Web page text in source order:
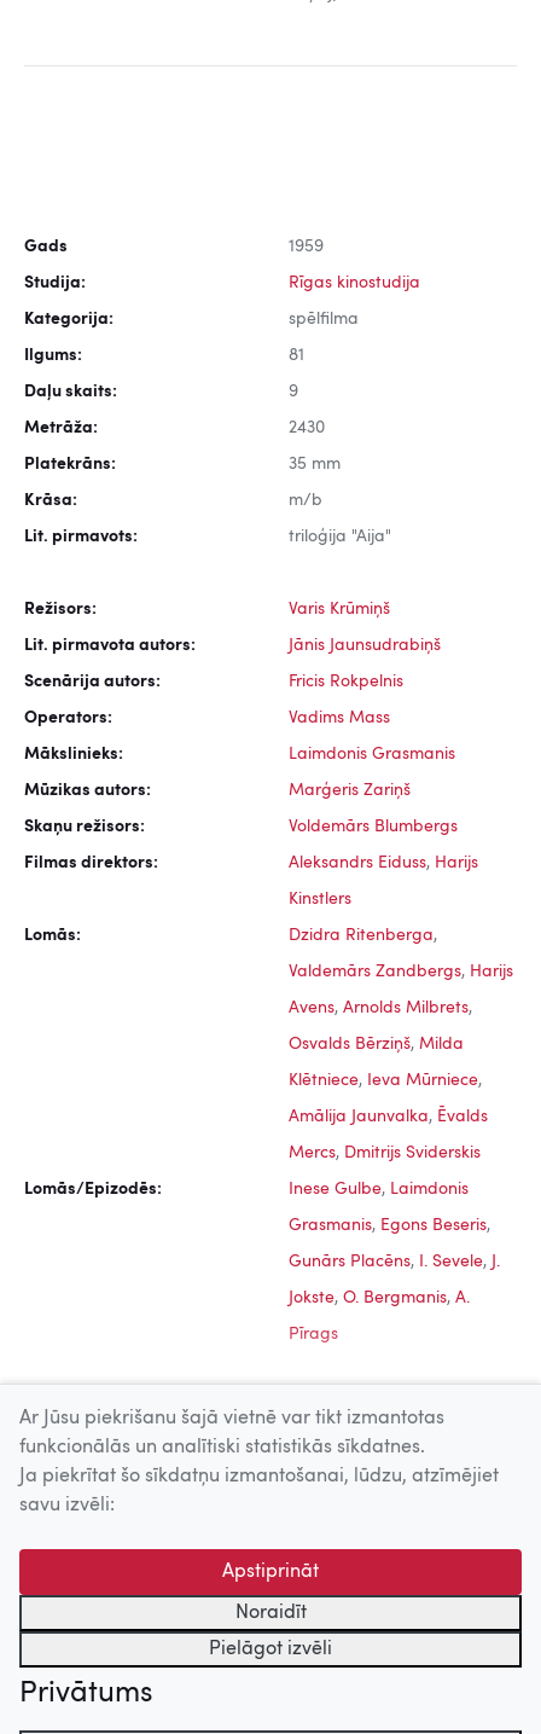
Gads 1959
Studija: Rīgas kinostudija
Kategorija: spēlfilma
Ilgums: 81
Daļu skaits: 9
Metrāža: 2430
Platekrāns: 35 mm
Krāsa: m/b
Lit. pirmavots: triloģija "Aija"
Režisors: Varis Krūmiņš
Lit. pirmavota autors: Jānis Jaunsudrabiņš
Scenārija autors: Fricis Rokpelnis
Operators: Vadims Mass
Mākslinieks: Laimdonis Grasmanis
Mūzikas autors: Marģeris Zariņš
Skaņu režisors: Voldemārs Blumbergs
Filmas direktors: Aleksandrs Eiduss, Harijs
Kinstlers
Lomās: Dzidra Ritenberga,
Valdemārs Zandbergs, Harijs
Avens, Arnolds Milbrets,
Osvalds Bērziņš, Milda
Klētniece, Ieva Mūrniece,
Amālija Jaunvalka, Ēvalds
Mercs, Dmitrijs Sviderskis
Lomās/Epizodēs: Inese Gulbe, Laimdonis
Grasmanis, Egons Beseris,
Gunārs Placēns, I. Sevele, J.
Jokste, O. Bergmanis, A.
Pīrags
Uz augšu
© 2026 Nacionālais Kino centrs, Kultūras informācijas sistēmu
centrs. Sadarbības partneris: Latvijas Valsts
kinofotofonodokumentu arhīvs.
Ar Jūsu piekrišanu šajā vietnē var tikt izmantotas
funkcionālās un analītiski statistikās sīkdatnes.
Ja piekrītat šo sīkdatņu izmantošanai, lūdzu, atzīmējiet
savu izvēli:
Apstiprināt
Noraidīt
Pielāgot izvēli
Privātums